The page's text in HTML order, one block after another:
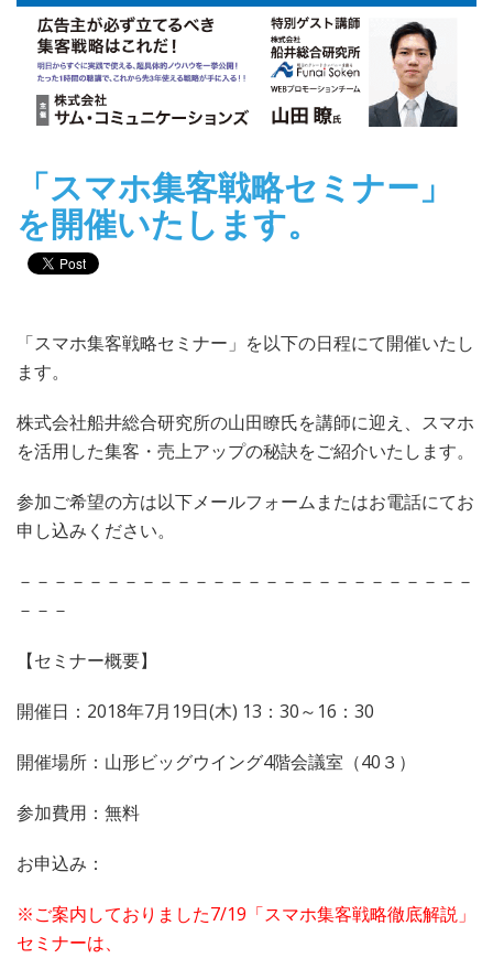
「スマホ集客戦略セミナー」
を開催いたします。
「スマホ集客戦略セミナー」を以下の日程にて開催いたし
ます。
株式会社船井総合研究所の山田瞭氏を講師に迎え、スマホ
を活用した集客・売上アップの秘訣をご紹介いたします。
参加ご希望の方は以下メールフォームまたはお電話にてお
申し込みください。
－－－－－－－－－－－－－－－－－－－－－－－－－－
－－－
【セミナー概要】
開催日：2018年7月19日(木) 13：30～16：30
開催場所：山形ビッグウイング4階会議室（40３）
参加費用：無料
お申込み：
※ご案内しておりました7/19「スマホ集客戦略徹底解説」
セミナーは、